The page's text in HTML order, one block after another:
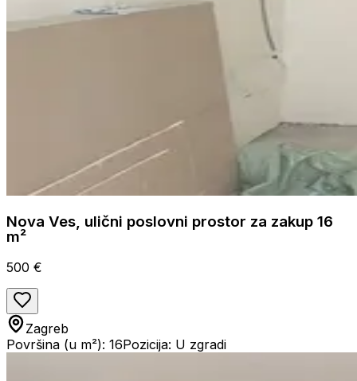
Nova Ves, ulični poslovni prostor za zakup 16
m²
500 €
Zagreb
Površina (u m²): 16Pozicija: U zgradi